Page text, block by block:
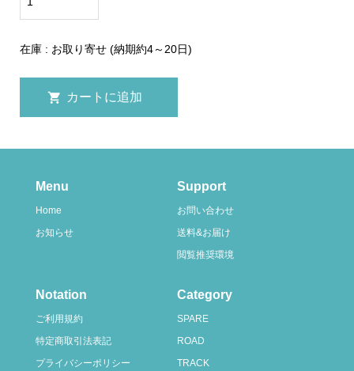
在庫 : お取り寄せ (納期約4～20日)
Menu
Home
お知らせ
Support
お問い合わせ
送料&お届け
閲覧推奨環境
Notation
ご利用規約
特定商取引法表記
プライバシーポリシー
Category
SPARE
ROAD
TRACK